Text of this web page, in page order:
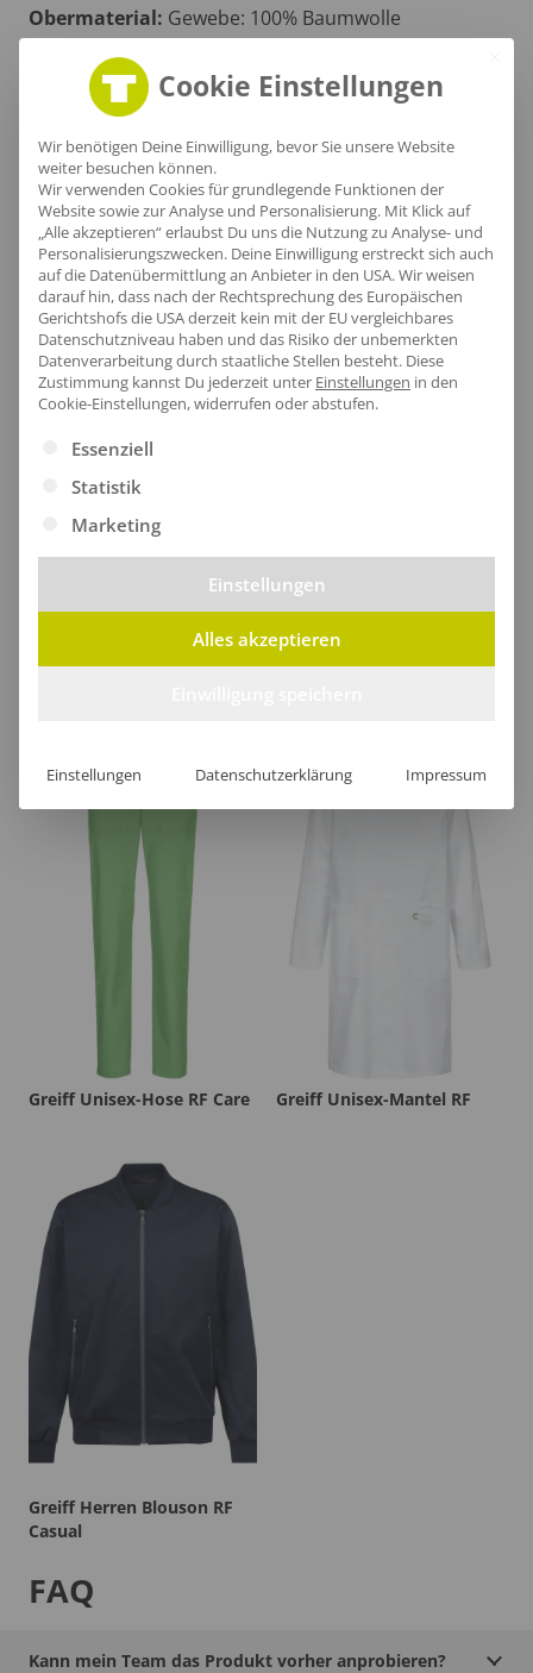
Obermaterial: Gewebe: 100% Baumwolle
Grammatur:
Zertifikate: OEKOTEX 100
Größentabelle
Lieferzeit
[jgm-review-widget]
Kundenprojekte
Greiff Unisex-Hose RF Care Greiff Unisex-Mantel RF
Greiff Herren Blouson RF
Casual
FAQ
Kann mein Team das Produkt vorher anprobieren?
Cookie Einstellungen
Wir benötigen Deine Einwilligung, bevor Sie unsere Website
weiter besuchen können.
Wir verwenden Cookies für grundlegende Funktionen der
Website sowie zur Analyse und Personalisierung. Mit Klick auf
„Alle akzeptieren“ erlaubst Du uns die Nutzung zu Analyse- und
Personalisierungszwecken. Deine Einwilligung erstreckt sich auch
auf die Datenübermittlung an Anbieter in den USA. Wir weisen
darauf hin, dass nach der Rechtsprechung des Europäischen
Gerichtshofs die USA derzeit kein mit der EU vergleichbares
Datenschutzniveau haben und das Risiko der unbemerkten
Datenverarbeitung durch staatliche Stellen besteht. Diese
Zustimmung kannst Du jederzeit unter Einstellungen in den
Cookie-Einstellungen, widerrufen oder abstufen.
Es folgt eine Liste der Service-Gruppen, für die eine
Essenziell
Statistik
Marketing
Einstellungen
Alles akzeptieren
Einstellungen Datenschutzerklärung Impressum